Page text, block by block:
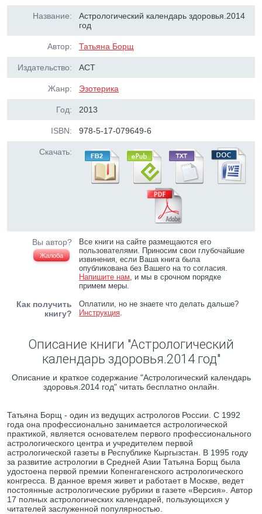
Название:
Астрологический календарь здоровья.2014
год
Автор: Татьяна Борщ
Издательство: АСТ
Жанр: Эзотерика
Год: 2013
ISBN: 978-5-17-079649-6
Скачать:
Вы автор?
Жалоба
Все книги на сайте размещаются его
пользователями. Приносим свои глубочайшие
извинения, если Ваша книга была
опубликована без Вашего на то согласия.
Напишите нам, и мы в срочном порядке
примем меры.
Как получить
книгу?
Оплатили, но не знаете что делать дальше?
Инструкция.
Описание книги "Астрологический
календарь здоровья.2014 год"
Описание и краткое содержание "Астрологический календарь
здоровья.2014 год" читать бесплатно онлайн.
Татьяна Борщ - один из ведущих астрологов России. С 1992
года она профессионально занимается астрологической
практикой, является основателем первого профессионального
астрологического центра и учредителем первой
астрологической газеты в Республике Кыргызстан. В 1995 году
за развитие астрологии в Средней Азии Татьяна Борщ была
удостоена первой премии Копенгагенского астрологического
конгресса. В данное время живет и работает в Москве, ведет
постоянные астрологические рубрики в газете «Версия». Автор
17 полных астрологических календарей, пользующихся у
читателей заслуженной популярностью.